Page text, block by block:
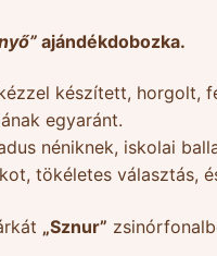
ajándékdobozka.
készített, horgolt,
egyaránt.
néniknek, iskolai
tökéletes választás,
„Sznur”